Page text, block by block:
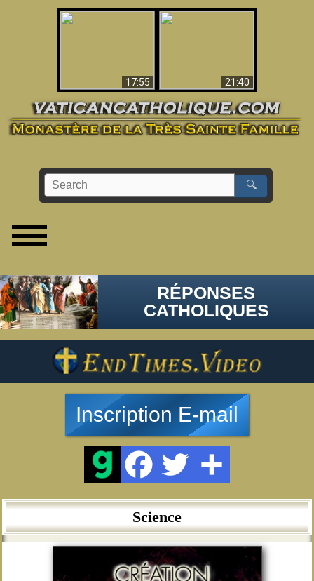
17:55
21:40
🔍
RÉPONSES
CATHOLIQUES
Inscription E-mail
Science